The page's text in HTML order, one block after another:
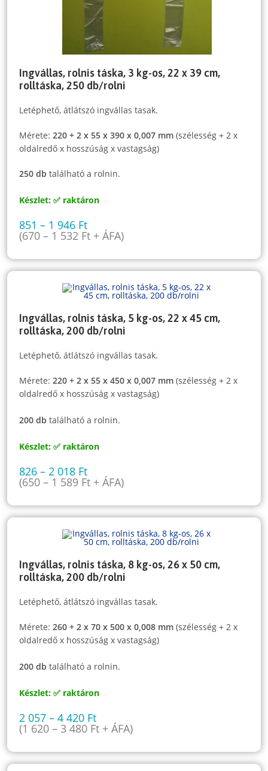
Ingvállas, rolnis táska, 3 kg-os, 22 x 39 cm,
rolltáska, 250 db/rolni
Letéphető, átlátszó ingvállas tasak.
Mérete:220 + 2 x 55 x 390 x 0,007 mm (szélesség + 2 x
oldalredő x hosszúság x vastagság)
250 db található a rolnin.
Készlet: ✅ raktáron
851– 1 946 Ft
(670– 1 532 Ft + ÁFA)
Ingvállas, rolnis táska, 5 kg-os, 22 x 45 cm,
rolltáska, 200 db/rolni
Letéphető, átlátszó ingvállas tasak.
Mérete:220 + 2 x 55 x 450 x 0,007 mm (szélesség + 2 x
oldalredő x hosszúság x vastagság)
200 db található a rolnin.
Készlet: ✅ raktáron
826–2 018 Ft
(650– 1 589 Ft + ÁFA)
Ingvállas, rolnis táska, 8 kg-os, 26 x 50 cm,
rolltáska, 200 db/rolni
Letéphető, átlátszó ingvállas tasak.
Mérete:260 + 2 x 70 x 500 x 0,008 mm (szélesség + 2 x
oldalredő x hosszúság x vastagság)
200 db található a rolnin.
Készlet: ✅ raktáron
2 057–4 420 Ft
(1 620– 3 480 Ft + ÁFA)